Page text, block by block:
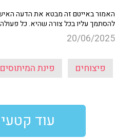
האמור באייטם זה מבטא את הדעה
להסתמך עליו בכל צורה שהיא. כל
20/06/2025
פיצוחים פינת המיתוסים
עוד